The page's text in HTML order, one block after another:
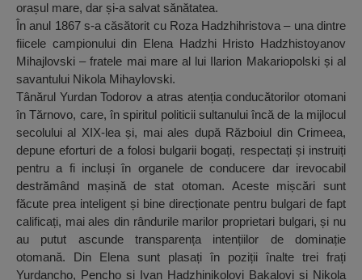
orașul mare, dar și-a salvat sănătatea.
În anul 1867 s-a căsătorit cu Roza Hadzhihristova – una dintre
fiicele campionului din Elena Hadzhi Hristo Hadzhistoyanov
Mihajlovski – fratele mai mare al lui Ilarion Makariopolski și al
savantului Nikola Mihaylovski.
Tânărul Yurdan Todorov a atras atenția conducătorilor otomani
în Tărnovo, care, în spiritul politicii sultanului încă de la mijlocul
secolului al XIX-lea și, mai ales după Războiul din Crimeea,
depune eforturi de a folosi bulgarii bogați, respectați și instruiți
pentru a fi incluși în organele de conducere dar irevocabil
destrămând mașină de stat otoman. Aceste mișcări sunt
făcute prea inteligent și bine direcționate pentru bulgari de fapt
calificați, mai ales din rândurile marilor proprietari bulgari, și nu
au putut ascunde transparența intențiilor de dominație
otomană. Din Elena sunt plasați în poziții înalte trei frați
Yurdancho, Pencho și Ivan Hadzhinikolovi Bakalovi și Nikola